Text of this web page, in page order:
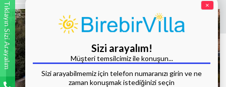
Tıklayın Sizi Arayalım ×
Sizi arayalım!
Müşteri temsilcimiz ile konuşun...
Sizi arayabilmemiz için telefon numaranızı girin ve ne
zaman konuşmak istediğinizi seçin